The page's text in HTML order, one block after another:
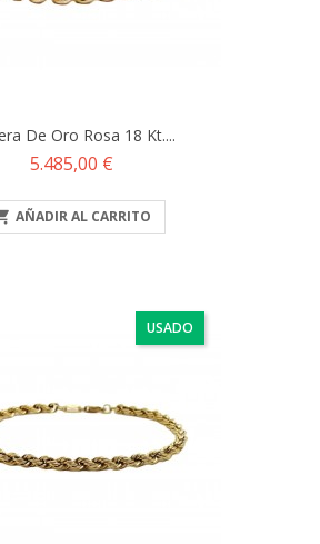
De Oro Rosa 18 Kt....
Precio
5.485,00 €
AÑADIR AL CARRITO
USADO